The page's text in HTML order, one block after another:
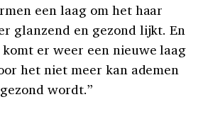
een laag om het haar
glanzend en gezond lijkt. En
er weer een nieuwe laag
het niet meer kan ademen
wordt.”